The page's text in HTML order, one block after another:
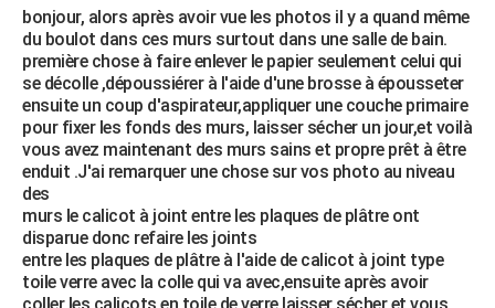
bonjour, alors après avoir vue les photos il y a quand même
du boulot dans ces murs surtout dans une salle de bain.
première chose à faire enlever le papier seulement celui qui
se décolle ,dépoussiérer à l'aide d'une brosse à épousseter
ensuite un coup d'aspirateur,appliquer une couche primaire
pour fixer les fonds des murs, laisser sécher un jour,et voilà
vous avez maintenant des murs sains et propre prêt à être
enduit .J'ai remarquer une chose sur vos photo au niveau
des
murs le calicot à joint entre les plaques de plâtre ont
disparue donc refaire les joints
entre les plaques de plâtre à l'aide de calicot à joint type
toile verre avec la colle qui va avec,ensuite après avoir